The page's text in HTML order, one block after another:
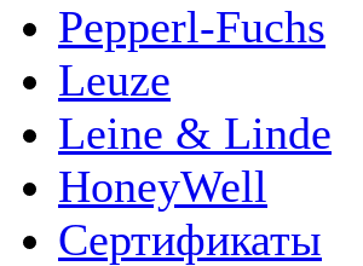
Pepperl-Fuchs
Leuze
Leine & Linde
HoneyWell
Сертификаты